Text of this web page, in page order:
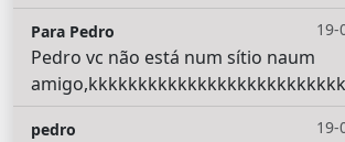
19-
Para Pedro
Pedro vc não está num sítio naum
19-
pedro